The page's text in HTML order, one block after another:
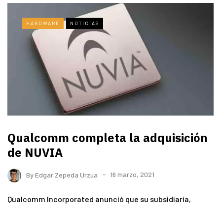
HARDWARE NOTICIAS
Qualcomm completa la adquisición
de NUVIA
ByEdgar Zepeda Urzua 16 marzo, 2021
Qualcomm Incorporated anunció que su subsidiaria,